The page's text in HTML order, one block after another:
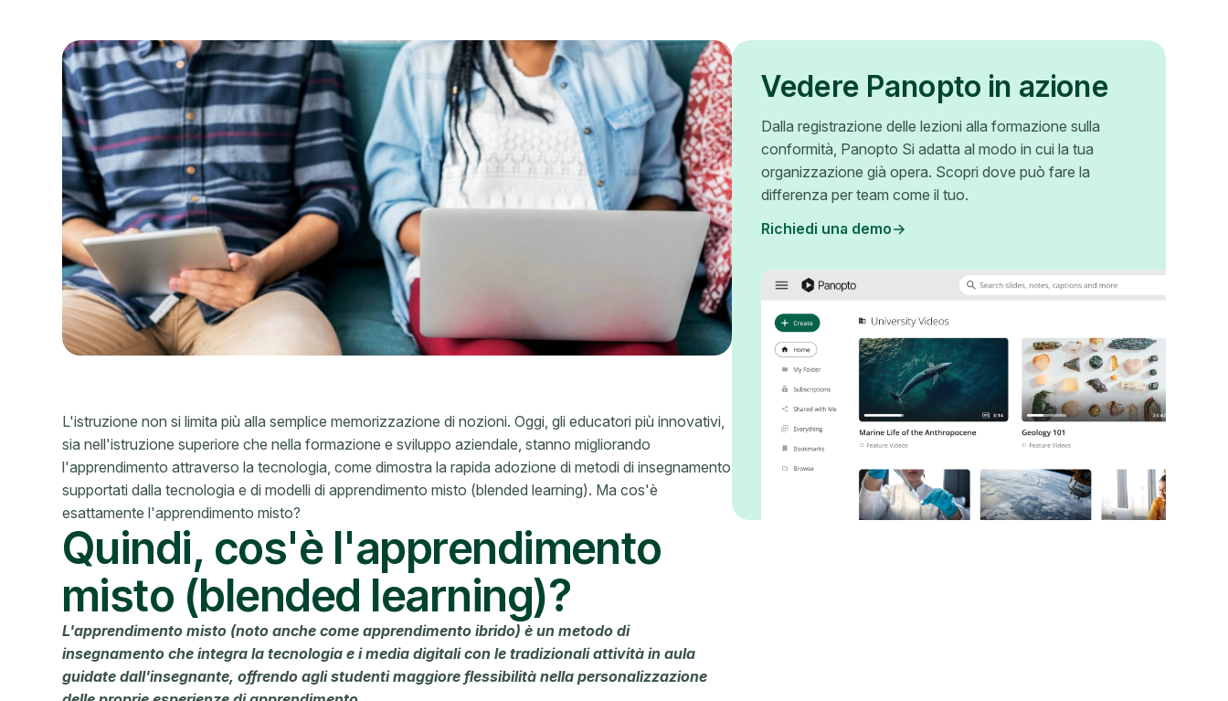
L'istruzione non si limita più alla semplice memorizzazione di nozioni. Oggi, gli educatori più innovativi,
sia nell'istruzione superiore che nella formazione e sviluppo aziendale, stanno migliorando
l'apprendimento attraverso la tecnologia, come dimostra la rapida adozione di metodi di insegnamento
supportati dalla tecnologia e di modelli di apprendimento misto (blended learning). Ma cos'è
esattamente l'apprendimento misto?
Quindi, cos'è l'apprendimento
misto (blended learning)?
L'apprendimento misto (noto anche come apprendimento ibrido) è un metodo di
insegnamento che integra la tecnologia e i media digitali con le tradizionali attività in aula
guidate dall'insegnante, offrendo agli studenti maggiore flessibilità nella personalizzazione
Vedere Panopto in azione
Dalla registrazione delle lezioni alla formazione sulla
conformità, Panopto Si adatta al modo in cui la tua
organizzazione già opera. Scopri dove può fare la
differenza per team come il tuo.
Richiedi una demo